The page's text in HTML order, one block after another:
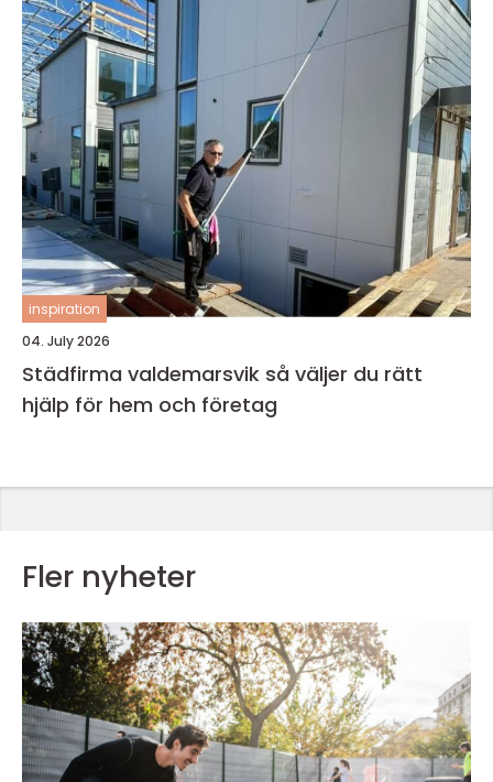
inspiration
04. July 2026
Städfirma valdemarsvik så väljer du rätt
hjälp för hem och företag
Fler nyheter